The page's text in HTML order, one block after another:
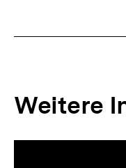
Weitere